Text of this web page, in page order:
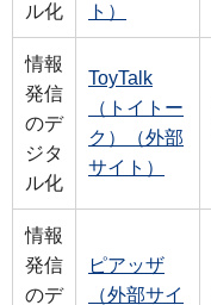
ル化
ト）
情報
発信
のデ
ジタ
ル化
ToyTalk
（トイトー
ク）（外部
サイト）
情報
発信
のデ
ピアッザ
（外部サイ